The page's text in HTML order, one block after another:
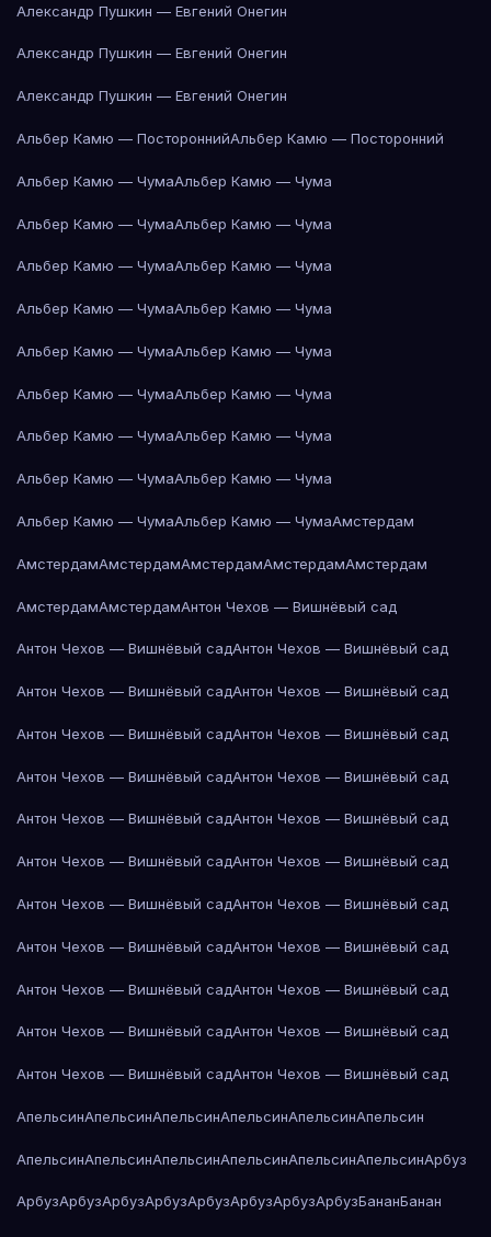
Александр Пушкин — Евгений Онегин
Александр Пушкин — Евгений Онегин
Александр Пушкин — Евгений Онегин
Альбер Камю — ПостороннийАльбер Камю — Посторонний
Альбер Камю — ЧумаАльбер Камю — Чума
Альбер Камю — ЧумаАльбер Камю — Чума
Альбер Камю — ЧумаАльбер Камю — Чума
Альбер Камю — ЧумаАльбер Камю — Чума
Альбер Камю — ЧумаАльбер Камю — Чума
Альбер Камю — ЧумаАльбер Камю — Чума
Альбер Камю — ЧумаАльбер Камю — Чума
Альбер Камю — ЧумаАльбер Камю — Чума
Альбер Камю — ЧумаАльбер Камю — ЧумаАмстердам
АмстердамАмстердамАмстердамАмстердамАмстердам
АмстердамАмстердамАнтон Чехов — Вишнёвый сад
Антон Чехов — Вишнёвый садАнтон Чехов — Вишнёвый сад
Антон Чехов — Вишнёвый садАнтон Чехов — Вишнёвый сад
Антон Чехов — Вишнёвый садАнтон Чехов — Вишнёвый сад
Антон Чехов — Вишнёвый садАнтон Чехов — Вишнёвый сад
Антон Чехов — Вишнёвый садАнтон Чехов — Вишнёвый сад
Антон Чехов — Вишнёвый садАнтон Чехов — Вишнёвый сад
Антон Чехов — Вишнёвый садАнтон Чехов — Вишнёвый сад
Антон Чехов — Вишнёвый садАнтон Чехов — Вишнёвый сад
Антон Чехов — Вишнёвый садАнтон Чехов — Вишнёвый сад
Антон Чехов — Вишнёвый садАнтон Чехов — Вишнёвый сад
Антон Чехов — Вишнёвый садАнтон Чехов — Вишнёвый сад
АпельсинАпельсинАпельсинАпельсинАпельсинАпельсин
АпельсинАпельсинАпельсинАпельсинАпельсинАпельсинАрбуз
АрбузАрбузАрбузАрбузАрбузАрбузАрбузАрбузБананБанан